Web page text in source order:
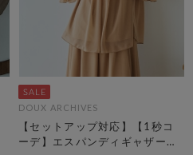
DOUX ARCHIVES
【セットアップ対応】【1秒コ
ーデ】エスパンディギャザーブ